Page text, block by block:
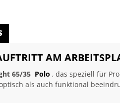
AM
65/35 Polo , das speziell für
als auch funktional